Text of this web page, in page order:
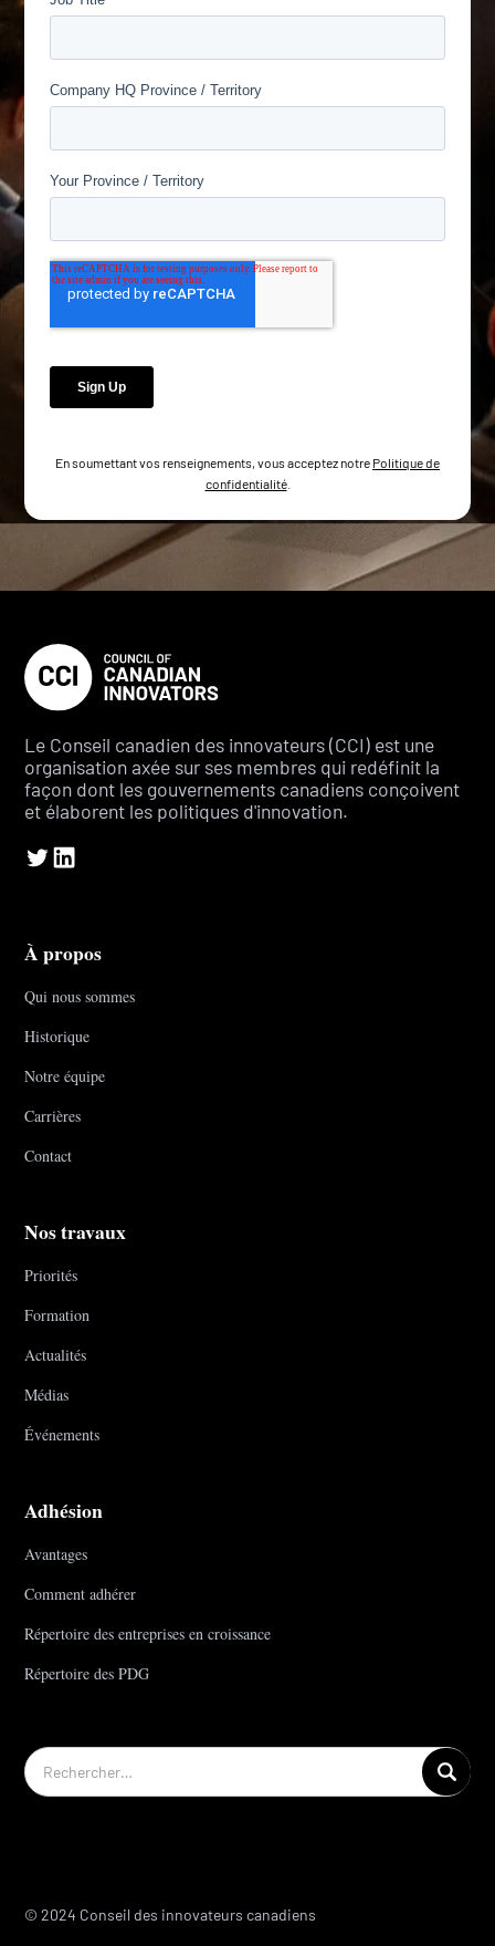
En soumettant vos renseignements, vous acceptez notre Politique de
confidentialité.
Le Conseil canadien des innovateurs (CCI) est une
organisation axée sur ses membres qui redéfinit la
façon dont les gouvernements canadiens conçoivent
et élaborent les politiques d'innovation.
À propos
Qui nous sommes
Historique
Notre équipe
Carrières
Contact
Nos travaux
Priorités
Formation
Actualités
Médias
Événements
Adhésion
Avantages
Comment adhérer
Répertoire des entreprises en croissance
Répertoire des PDG
© 2024 Conseil des innovateurs canadiens